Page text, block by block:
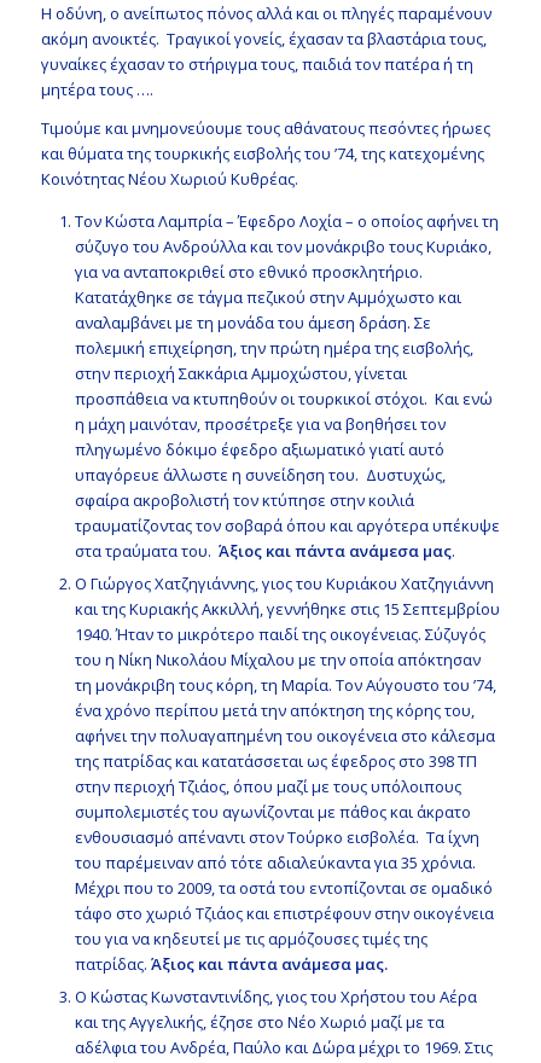
Η οδύνη, ο ανείπωτος πόνος αλλά και οι πληγές παραμένουν
ακόμη ανοικτές. Τραγικοί γονείς, έχασαν τα βλαστάρια τους,
γυναίκες έχασαν το στήριγμα τους, παιδιά τον πατέρα ή τη
μητέρα τους ….
Τιμούμε και μνημονεύουμε τους αθάνατους πεσόντες ήρωες
και θύματα της τουρκικής εισβολής του ’74, της κατεχομένης
Κοινότητας Νέου Χωριού Κυθρέας.
Τον Κώστα Λαμπρία – Έφεδρο Λοχία – ο οποίος αφήνει τη
σύζυγο του Ανδρούλλα και τον μονάκριβο τους Κυριάκο,
για να ανταποκριθεί στο εθνικό προσκλητήριο.
Κατατάχθηκε σε τάγμα πεζικού στην Αμμόχωστο και
αναλαμβάνει με τη μονάδα του άμεση δράση. Σε
πολεμική επιχείρηση, την πρώτη ημέρα της εισβολής,
στην περιοχή Σακκάρια Αμμοχώστου, γίνεται
προσπάθεια να κτυπηθούν οι τουρκικοί στόχοι. Και ενώ
η μάχη μαινόταν, προσέτρεξε για να βοηθήσει τον
πληγωμένο δόκιμο έφεδρο αξιωματικό γιατί αυτό
υπαγόρευε άλλωστε η συνείδηση του. Δυστυχώς,
σφαίρα ακροβολιστή τον κτύπησε στην κοιλιά
τραυματίζοντας τον σοβαρά όπου και αργότερα υπέκυψε
στα τραύματα του. Άξιος και πάντα ανάμεσα μας.
Ο Γιώργος Χατζηγιάννης, γιος του Κυριάκου Χατζηγιάννη
και της Κυριακής Ακκιλλή, γεννήθηκε στις 15 Σεπτεμβρίου
1940. Ήταν το μικρότερο παιδί της οικογένειας. Σύζυγός
του η Νίκη Νικολάου Μίχαλου με την οποία απόκτησαν
τη μονάκριβη τους κόρη, τη Μαρία. Τον Αύγουστο του ’74,
ένα χρόνο περίπου μετά την απόκτηση της κόρης του,
αφήνει την πολυαγαπημένη του οικογένεια στο κάλεσμα
της πατρίδας και κατατάσσεται ως έφεδρος στο 398 ΤΠ
στην περιοχή Τζιάος, όπου μαζί με τους υπόλοιπους
συμπολεμιστές του αγωνίζονται με πάθος και άκρατο
ενθουσιασμό απέναντι στον Τούρκο εισβολέα. Τα ίχνη
του παρέμειναν από τότε αδιαλεύκαντα για 35 χρόνια.
Μέχρι που το 2009, τα οστά του εντοπίζονται σε ομαδικό
τάφο στο χωριό Τζιάος και επιστρέφουν στην οικογένεια
του για να κηδευτεί με τις αρμόζουσες τιμές της
πατρίδας. Άξιος και πάντα ανάμεσα μας.
Ο Κώστας Κωνσταντινίδης, γιος του Χρήστου του Αέρα
και της Αγγελικής, έζησε στο Νέο Χωριό μαζί με τα
αδέλφια του Ανδρέα, Παύλο και Δώρα μέχρι το 1969. Στις